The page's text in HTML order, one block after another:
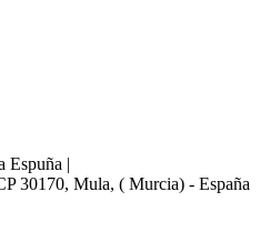
Espuña |
30170, Mula, ( Murcia) - España